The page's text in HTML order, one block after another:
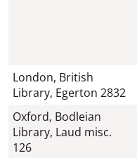
London, British
Library, Egerton 2832
Oxford, Bodleian
Library, Laud misc.
126